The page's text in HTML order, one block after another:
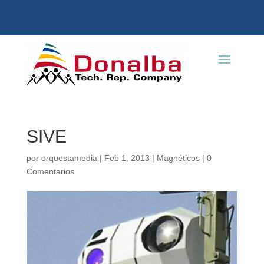
SIVE
por orquestamedia | Feb 1, 2013 | Magnéticos| 0
Comentarios